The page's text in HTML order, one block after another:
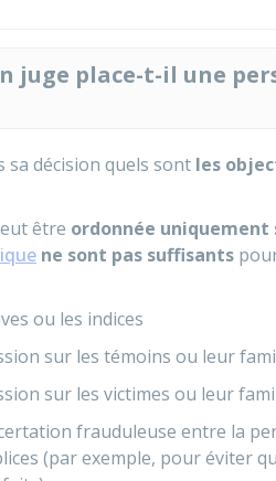
juge place-t-il une
sa décision quels sont les
être ordonnée uniquement
ne sont pas suffisants
ou les indices
sur les témoins ou leur
sur les victimes ou leur
frauduleuse entre la
(par exemple, pour éviter